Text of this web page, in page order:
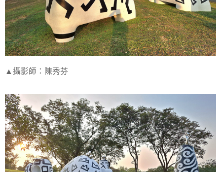
▲攝影師：陳秀芬